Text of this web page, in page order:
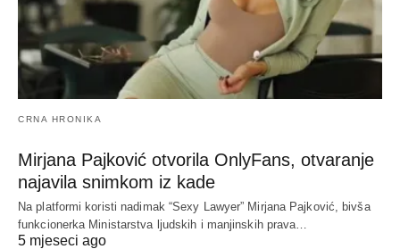
CRNA HRONIKA
Mirjana Pajković otvorila OnlyFans, otvaranje
najavila snimkom iz kade
Na platformi koristi nadimak “Sexy Lawyer” Mirjana Pajković, bivša
funkcionerka Ministarstva ljudskih i manjinskih prava…
5 mjeseci ago